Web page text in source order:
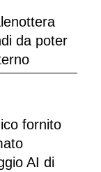
da poter
fornito
AI di